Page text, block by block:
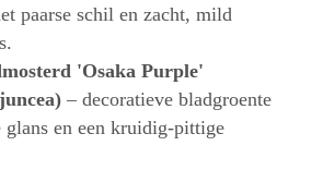
paarse schil en zacht, mild
'Osaka Purple'
– decoratieve bladgroente
glans en een kruidig-pittige